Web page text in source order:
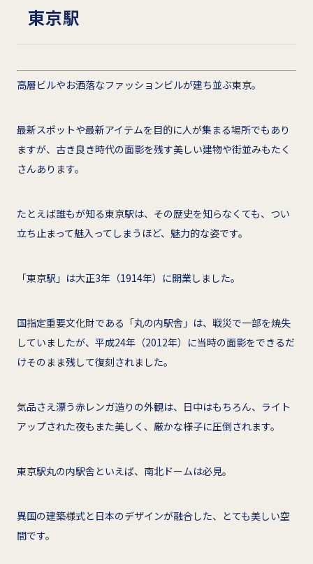
東京駅
高層ビルやお洒落なファッションビルが建ち並ぶ東京。
最新スポットや最新アイテムを目的に人が集まる場所でもあり
ますが、古き良き時代の面影を残す美しい建物や街並みもたく
さんあります。
たとえば誰もが知る東京駅は、その歴史を知らなくても、つい
立ち止まって魅入ってしまうほど、魅力的な姿です。
「東京駅」は大正3年（1914年）に開業しました。
国指定重要文化財である「丸の内駅舎」は、戦災で一部を焼失
していましたが、平成24年（2012年）に当時の面影をできるだ
けそのまま残して復刻されました。
気品さえ漂う赤レンガ造りの外観は、日中はもちろん、ライト
アップされた夜もまた美しく、厳かな様子に圧倒されます。
東京駅丸の内駅舎といえば、南北ドームは必見。
異国の建築様式と日本のデザインが融合した、とても美しい空
間です。